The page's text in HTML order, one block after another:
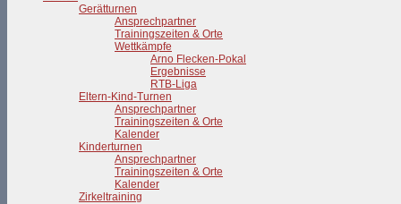
Gerätturnen
Ansprechpartner
Trainingszeiten & Orte
Wettkämpfe
Arno Flecken-Pokal
Ergebnisse
RTB-Liga
Eltern-Kind-Turnen
Ansprechpartner
Trainingszeiten & Orte
Kalender
Kinderturnen
Ansprechpartner
Trainingszeiten & Orte
Kalender
Zirkeltraining